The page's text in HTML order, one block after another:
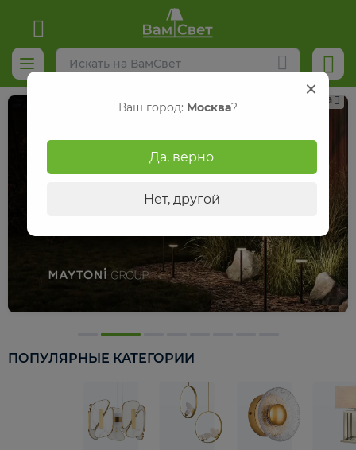
Реклама
ПОПУЛЯРНЫЕ КАТЕГОРИИ
Ваш город: Москва?
Да, верно
Нет, другой